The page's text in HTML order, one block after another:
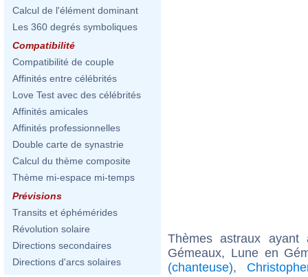
Calcul de l'élément dominant
Les 360 degrés symboliques
Compatibilité
Compatibilité de couple
Affinités entre célébrités
Love Test avec des célébrités
Affinités amicales
Affinités professionnelles
Double carte de synastrie
Calcul du thème composite
Thème mi-espace mi-temps
Prévisions
Transits et éphémérides
Révolution solaire
Directions secondaires
Directions d'arcs solaires
Thèmes astraux
Gémeaux, Lune en
(chanteuse),